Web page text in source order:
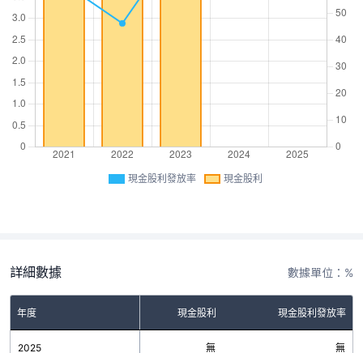
現金股利發放率 現金股利
詳細數據 數據單位：%
年度 現金股利 現金股利發放率
2025 無 無